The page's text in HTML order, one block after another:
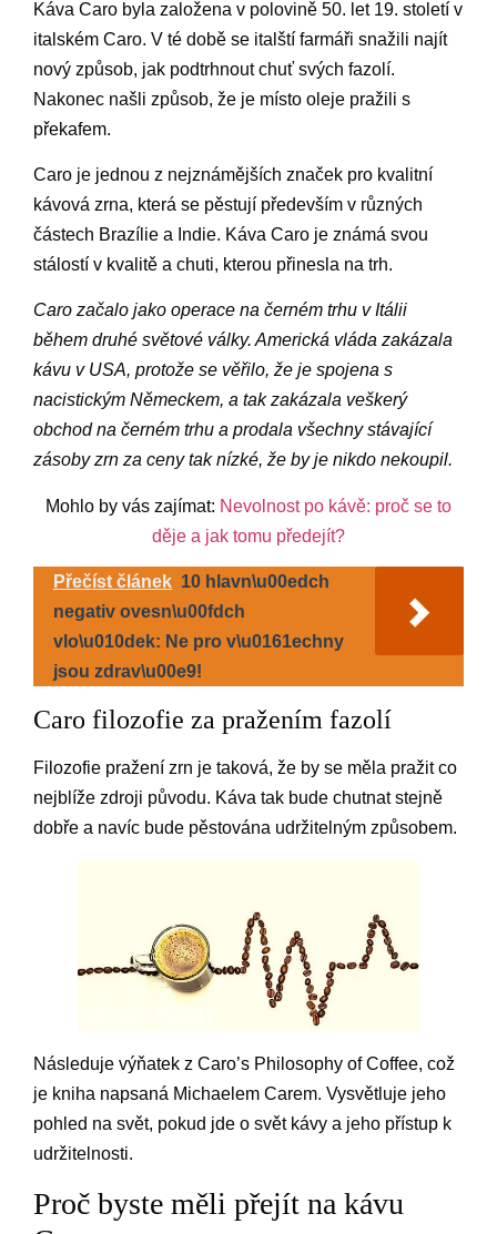
Káva Caro byla založena v polovině 50. let 19. století v
italském Caro. V té době se italští farmáři snažili najít
nový způsob, jak podtrhnout chuť svých fazolí.
Nakonec našli způsob, že je místo oleje pražili s
překafem.
Caro je jednou z nejznámějších značek pro kvalitní
kávová zrna, která se pěstují především v různých
částech Brazílie a Indie. Káva Caro je známá svou
stálostí v kvalitě a chuti, kterou přinesla na trh.
Caro začalo jako operace na černém trhu v Itálii
během druhé světové války. Americká vláda zakázala
kávu v USA, protože se věřilo, že je spojena s
nacistickým Německem, a tak zakázala veškerý
obchod na černém trhu a prodala všechny stávající
zásoby zrn za ceny tak nízké, že by je nikdo nekoupil.
Mohlo by vás zajímat: Nevolnost po kávě: proč se to
děje a jak tomu předejít?
Přečíst článek 10 hlavn\u00edch
negativ ovesn\u00fdch
vlo\u010dek: Ne pro v\u0161echny
jsou zdrav\u00e9!
Caro filozofie za pražením fazolí
Filozofie pražení zrn je taková, že by se měla pražit co
nejblíže zdroji původu. Káva tak bude chutnat stejně
dobře a navíc bude pěstována udržitelným způsobem.
Následuje výňatek z Caro’s Philosophy of Coffee, což
je kniha napsaná Michaelem Carem. Vysvětluje jeho
pohled na svět, pokud jde o svět kávy a jeho přístup k
udržitelnosti.
Proč byste měli přejít na kávu